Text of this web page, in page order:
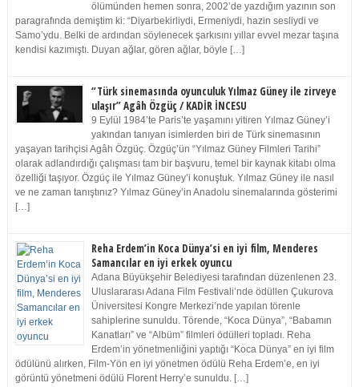
ölümünden hemen sonra, 2002’de yazdığım yazının son
paragrafında demiştim ki: “Diyarbekirliydi, Ermeniydi, hazin sesliydi ve
Samo’ydu. Belki de ardından söylenecek şarkısını yıllar evvel mezar taşına
kendisi kazımıştı. Duyan ağlar, gören ağlar, böyle […]
“Türk sinemasında oyunculuk Yılmaz Güney ile zirveye
ulaşır” Agâh Özgüç / KADİR İNCESU
9 Eylül 1984’te Paris’te yaşamını yitiren Yılmaz Güney’i
yakından tanıyan isimlerden biri de Türk sinemasının
yaşayan tarihçisi Agâh Özgüç. Özgüç’ün “Yılmaz Güney Filmleri Tarihi”
olarak adlandırdığı çalışması tam bir başvuru, temel bir kaynak kitabı olma
özelliği taşıyor. Özgüç ile Yılmaz Güney’i konuştuk. Yılmaz Güney ile nasıl
ve ne zaman tanıştınız? Yılmaz Güney’in Anadolu sinemalarında gösterimi
[…]
Reha Erdem’in Koca Dünya’si en iyi film, Menderes
Samancılar en iyi erkek oyuncu
Adana Büyükşehir Belediyesi tarafından düzenlenen 23.
Uluslararası Adana Film Festivali’nde ödüllen Çukurova
Üniversitesi Kongre Merkezi’nde yapılan törenle
sahiplerine sunuldu. Törende, “Koca Dünya”, “Babamın
Kanatları” ve “Albüm” filmleri ödülleri topladı. Reha
Erdem’in yönetmenliğini yaptığı “Koca Dünya” en iyi film
ödülünü alırken, Film-Yön en iyi yönetmen ödülü Reha Erdem’e, en iyi
görüntü yönetmeni ödülü Florent Herry’e sunuldu. […]